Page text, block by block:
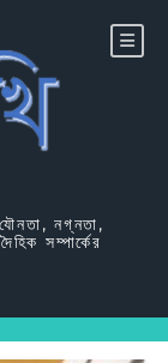
নগ্নতা,
সম্পার্কের